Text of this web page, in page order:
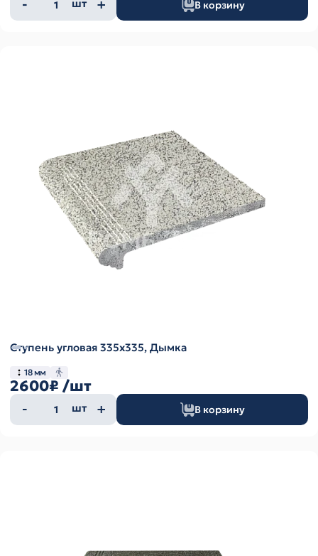
товара
шт В корзину
Ступень угловая 335х335, Дымка
18 мм
2600₽ /шт
Количество
товара
шт В корзину